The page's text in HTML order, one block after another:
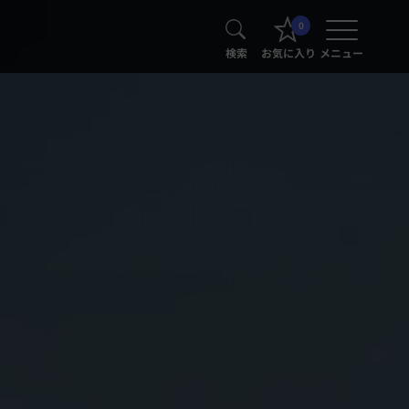
検索
0
お気に入り メニュー